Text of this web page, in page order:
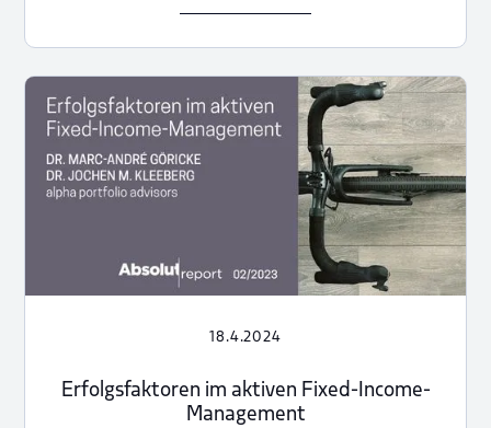
18.4.2024
Erfolgsfaktoren im aktiven Fixed-Income-
Management